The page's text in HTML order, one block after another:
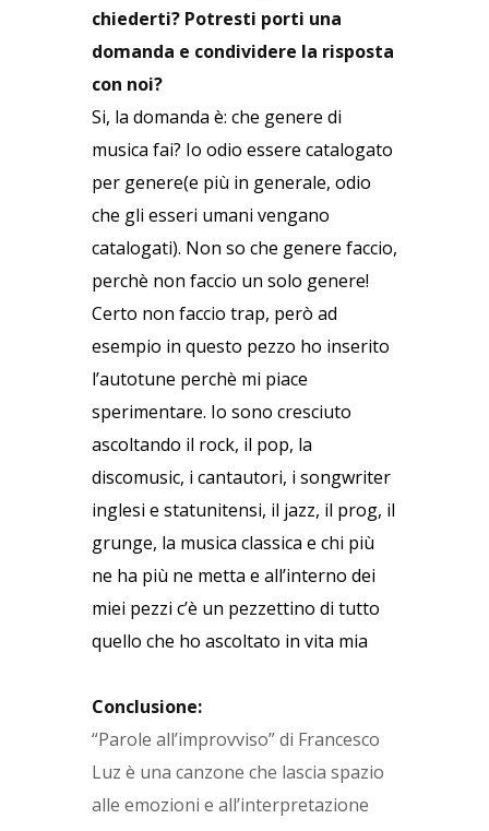
chiederti? Potresti porti una
domanda e condividere la risposta
con noi?
Si, la domanda è: che genere di
musica fai? Io odio essere catalogato
per genere(e più in generale, odio
che gli esseri umani vengano
catalogati). Non so che genere faccio,
perchè non faccio un solo genere!
Certo non faccio trap, però ad
esempio in questo pezzo ho inserito
l’autotune perchè mi piace
sperimentare. Io sono cresciuto
ascoltando il rock, il pop, la
discomusic, i cantautori, i songwriter
inglesi e statunitensi, il jazz, il prog, il
grunge, la musica classica e chi più
ne ha più ne metta e all’interno dei
miei pezzi c’è un pezzettino di tutto
quello che ho ascoltato in vita mia
Conclusione:
“Parole all’improvviso” di Francesco
Luz è una canzone che lascia spazio
alle emozioni e all’interpretazione